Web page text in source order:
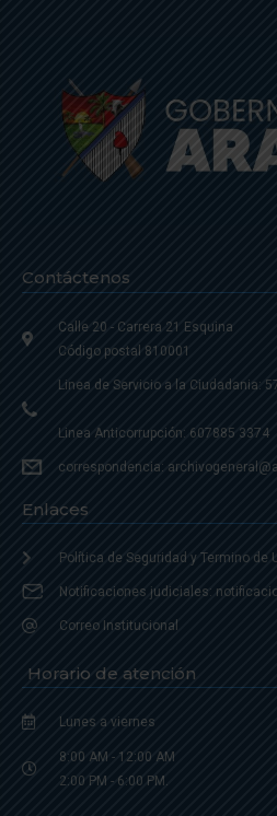
Contáctenos
Calle 20 - Carrera 21 Esquina
Código postal 810001
Linea de Servicio a la Ciudadania:
Linea Anticorrupción: 607885 3374
correspondencia:
Enlaces
Política de Seguridad y Termino de
Notificaciones judiciales:
Correo Institucional
Horario de atención
Lunes a viernes
8:00 AM - 12:00 AM
2:00 PM - 6:00 PM.